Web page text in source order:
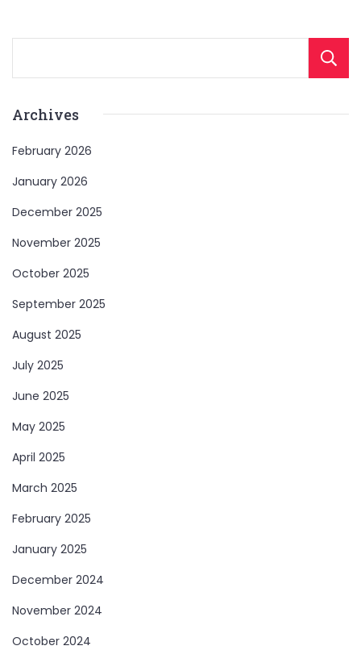
Archives
February 2026
January 2026
December 2025
November 2025
October 2025
September 2025
August 2025
July 2025
June 2025
May 2025
April 2025
March 2025
February 2025
January 2025
December 2024
November 2024
October 2024